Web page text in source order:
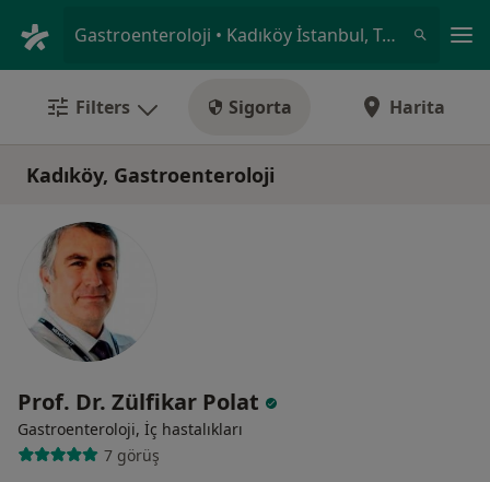
Gastroenteroloji • Kadıköy İstanbul, Türkiye
Filters Sigorta Harita
Kadıköy, Gastroenteroloji
Prof. Dr. Zülfikar Polat
Gastroenteroloji, İç hastalıkları
7 görüş